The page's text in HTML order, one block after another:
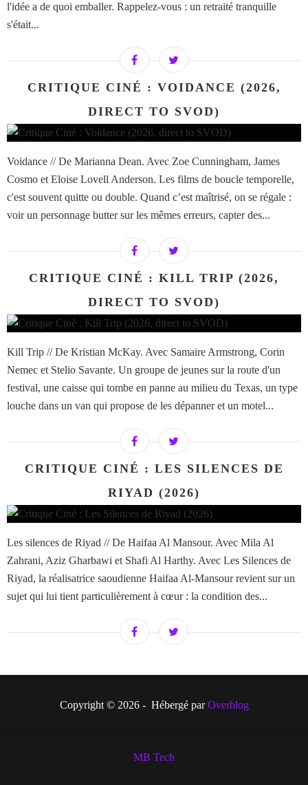
l'idée a de quoi emballer. Rappelez-vous : un retraité tranquille
s'était...
CRITIQUE CINÉ : VOIDANCE (2026,
DIRECT TO SVOD)
Voidance // De Marianna Dean. Avec Zoe Cunningham, James
Cosmo et Eloise Lovell Anderson. Les films de boucle temporelle,
c'est souvent quitte ou double. Quand c’est maîtrisé, on se régale :
voir un personnage butter sur les mêmes erreurs, capter des...
CRITIQUE CINÉ : KILL TRIP (2026,
DIRECT TO SVOD)
Kill Trip // De Kristian McKay. Avec Samaire Armstrong, Corin
Nemec et Stelio Savante. Un groupe de jeunes sur la route d'un
festival, une caisse qui tombe en panne au milieu du Texas, un type
louche dans un van qui propose de les dépanner et un motel...
CRITIQUE CINÉ : LES SILENCES DE
RIYAD (2026)
Les silences de Riyad // De Haifaa Al Mansour. Avec Mila Al
Zahrani, Aziz Gharbawi et Shafi Al Harthy. Avec Les Silences de
Riyad, la réalisatrice saoudienne Haifaa Al-Mansour revient sur un
sujet qui lui tient particulièrement à cœur : la condition des...
Copyright © 2026 - Hébergé parOverblog
MB Tech